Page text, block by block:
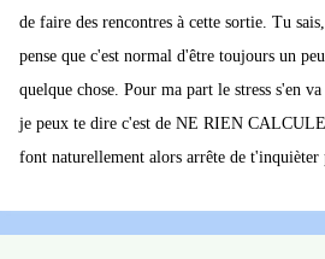
de faire des rencontres à cette sortie. Tu
pense que c'est normal d'être toujours un
quelque chose. Pour ma part le stress s'en
je peux te dire c'est de NE RIEN
font naturellement alors arrête de t'inquièter